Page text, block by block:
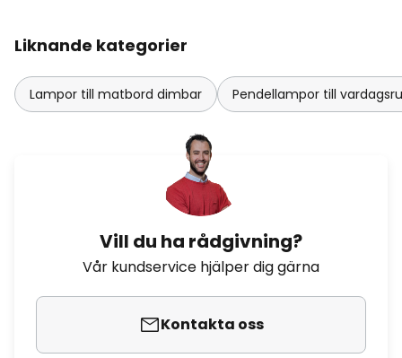
Liknande kategorier
Lampor till matbord dimbar Pendellampor till
Vill du ha rådgivning?
Vår kundservice hjälper dig gärna
Kontakta oss